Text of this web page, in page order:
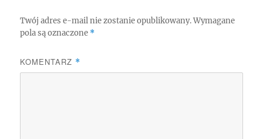
Twój adres e-mail nie zostanie opublikowany. Wymagane
pola są oznaczone *
KOMENTARZ *